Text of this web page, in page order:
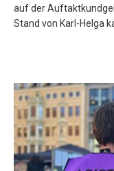
auf der
Stand von Karl-Helga